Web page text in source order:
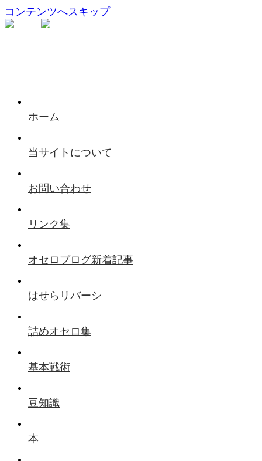
コンテンツへスキップ
ホーム
当サイトについて
お問い合わせ
リンク集
オセロブログ新着記事
はせらリバーシ
詰めオセロ集
基本戦術
豆知識
本